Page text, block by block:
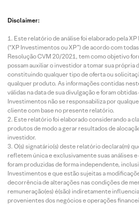
Disclaimer:
Este relatório de análise foi elaborado pela
(“XP Investimentos ou XP”) de acordo com
Resolução CVM 20/2021, tem como objetivo
possam auxiliar o investidor a tomar sua própria
constituindo qualquer tipo de oferta ou
qualquer produto. As informações contidas
válidas na data de sua divulgação e foram
Investimentos não se responsabiliza por
cliente com base no presente relatório.
Este relatório foi elaborado considerando a
produtos de modo a gerar resultados de
investidor.
O(s) signatário(s) deste relatório declara(m)
refletem única e exclusivamente suas análises
foram produzidas de forma independente,
Investimentos e que estão sujeitas a
decorrência de alterações nas condições de
remuneração(es) é(são) indiretamente
provenientes dos negócios e operações